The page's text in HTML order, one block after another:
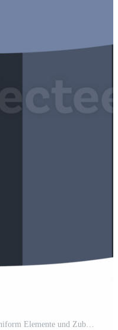
Eishockey Ausrüstung Satz. Sport Uniform Elemente und Zubehör. Winter Sport. Pro PNG